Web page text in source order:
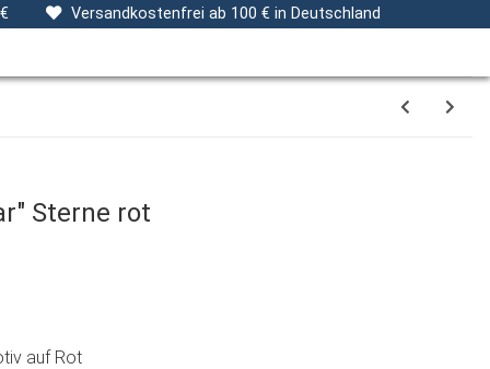
Versandkostenfrei ab 100 € in Deutschland
Stoffe Gutscheine Verpackungsservice
Sterne rot
auf Rot